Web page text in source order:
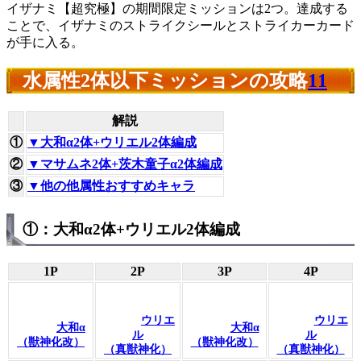
イザナミ【超究極】の期間限定ミッションは2つ。達成する
ことで、イザナミのストライクシールとストライカーカード
が手に入る。
水属性2体以下ミッションの攻略11
解説
① ▼大和α2体+ウリエル2体編成
② ▼マサムネ2体+茨木童子α2体編成
③ ▼他の他属性おすすめキャラ
①：大和α2体+ウリエル2体編成
1P 2P 3P 4P
大和α
（獣神化改）
ウリエ
ル
（真獣神化）
大和α
（獣神化改）
ウリエ
ル
（真獣神化）